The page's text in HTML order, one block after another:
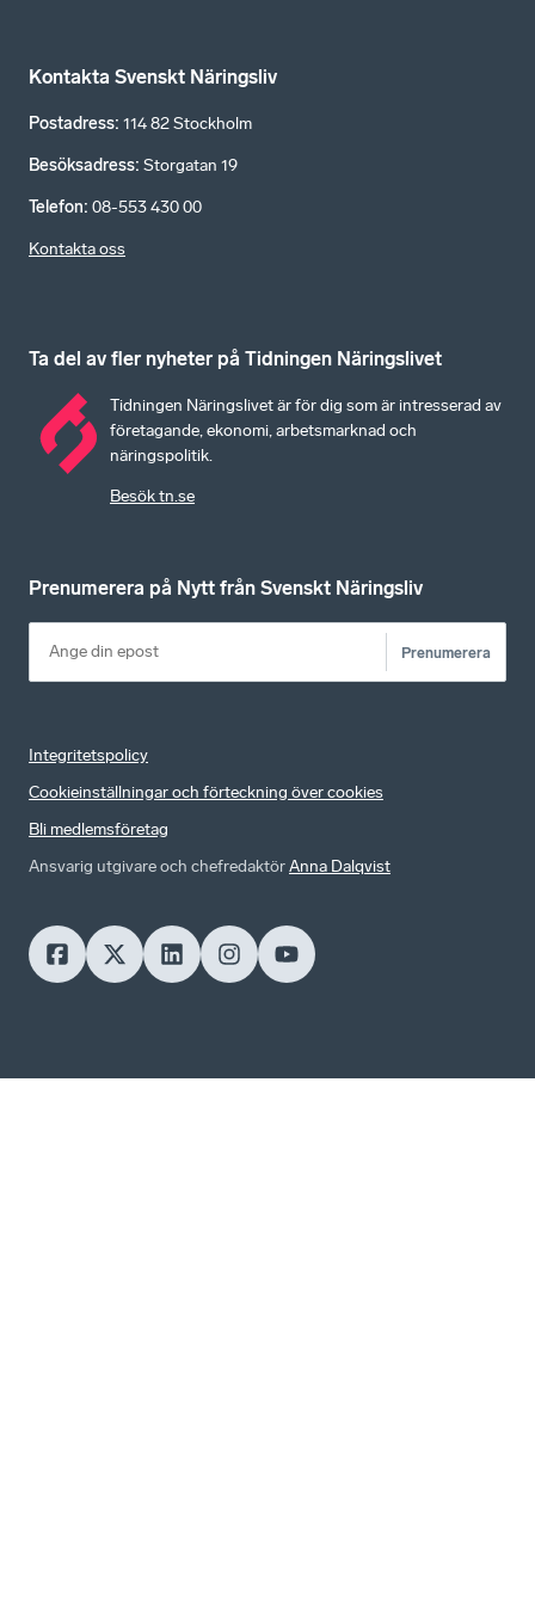
Kontakta Svenskt Näringsliv
Postadress: 114 82 Stockholm
Besöksadress: Storgatan 19
Telefon: 08-553 430 00
Kontakta oss
Ta del av fler nyheter på Tidningen Näringslivet
Tidningen Näringslivet är för dig som är intresserad av
företagande, ekonomi, arbetsmarknad och
näringspolitik.
Besök tn.se
Prenumerera på Nytt från Svenskt Näringsliv
Prenumerera
Integritetspolicy
Cookieinställningar och förteckning över cookies
Bli medlemsföretag
Ansvarig utgivare och chefredaktörAnna Dalqvist